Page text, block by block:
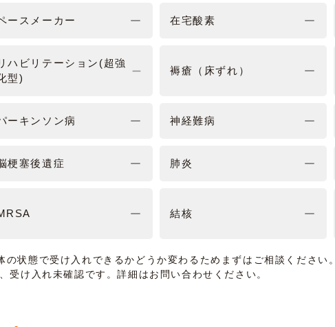
ースメーカー 在宅酸素
ハビリテーション(超強
型)
褥瘡（床ずれ）
ーキンソン病 神経難病
梗塞後遺症 肺炎
結核
状態で受け入れできるかどうか変わるためまずはご相談ください。
け入れ未確認です。詳細はお問い合わせください。